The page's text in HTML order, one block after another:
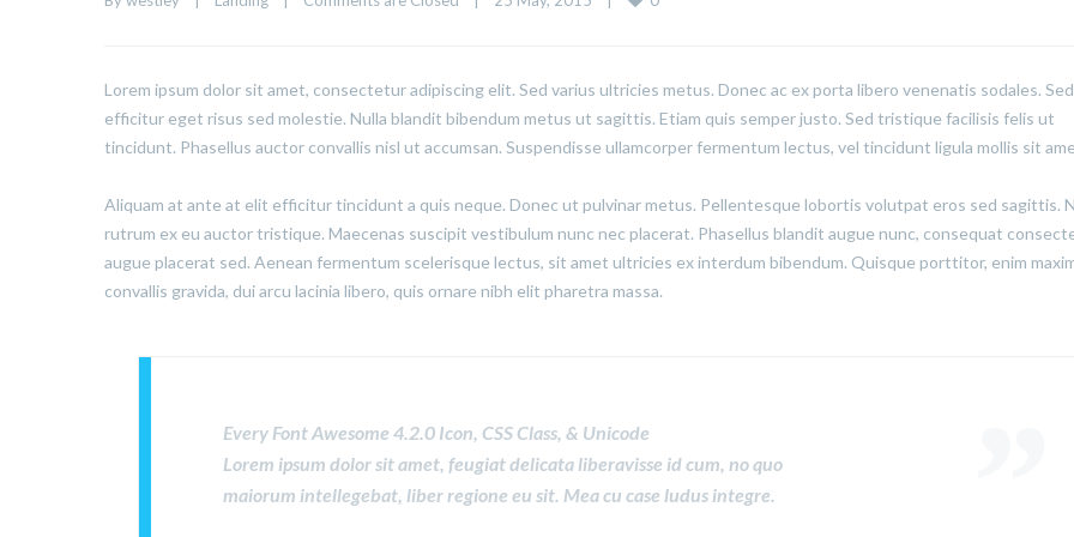
Lorem ipsum dolor sit amet, consectetur adipiscing elit. Sed varius ultricies metus. Donec ac ex porta libero venenatis sodales. Sed
efficitur eget risus sed molestie. Nulla blandit bibendum metus ut sagittis. Etiam quis semper justo. Sed tristique facilisis felis ut
tincidunt. Phasellus auctor convallis nisl ut accumsan. Suspendisse ullamcorper fermentum lectus, vel tincidunt ligula mollis sit
Aliquam at ante at elit efficitur tincidunt a quis neque. Donec ut pulvinar metus. Pellentesque lobortis volutpat eros sed sagittis.
rutrum ex eu auctor tristique. Maecenas suscipit vestibulum nunc nec placerat. Phasellus blandit augue nunc, consequat
augue placerat sed. Aenean fermentum scelerisque lectus, sit amet ultricies ex interdum bibendum. Quisque porttitor, enim
convallis gravida, dui arcu lacinia libero, quis ornare nibh elit pharetra massa.
Every Font Awesome 4.2.0 Icon, CSS Class, & Unicode
Lorem ipsum dolor sit amet, feugiat delicata liberavisse id cum, no quo
maiorum intellegebat, liber regione eu sit. Mea cu case ludus integre.